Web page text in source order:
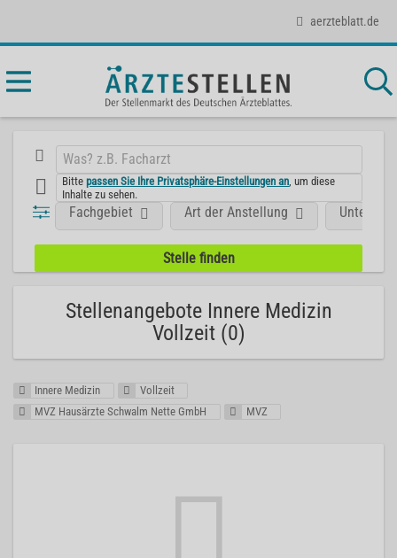
aerzteblatt.de
Bittepassen Sie Ihre Privatsphäre-Einstellungen an , um diese
Inhalte zu sehen.
Fachgebiet Art der Anstellung
Stellenangebote Innere Medizin
Vollzeit (0)
Innere Medizin
Vollzeit
MVZ Hausärzte Schwalm Nette GmbH
MVZ